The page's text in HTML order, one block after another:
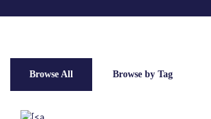
Browse All Browse by Tag